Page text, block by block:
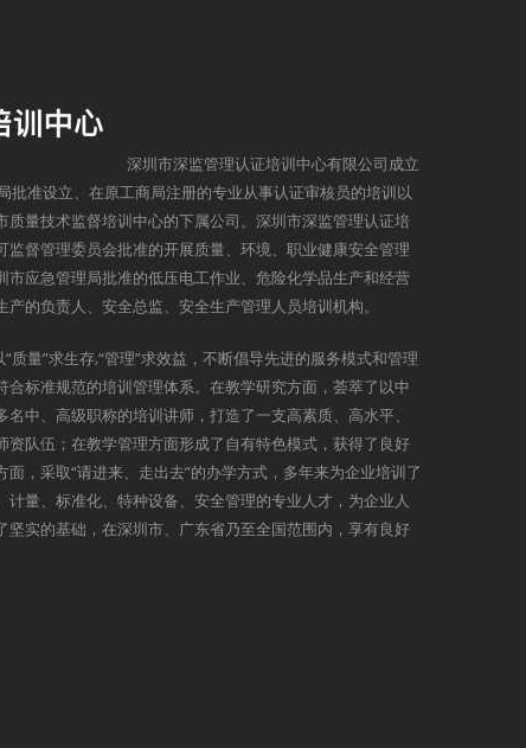
深圳市深监管理认证培训中心有限公司成立
批准设立、在原工商局注册的专业从事认证审核员的培训以
质量技术监督培训中心的下属公司。深圳市深监管理认证培
督管理委员会批准的开展质量、环境、职业健康安全管理
应急管理局批准的低压电工作业、危险化学品生产和经营
的负责人、安全总监、安全生产管理人员培训机构。
质量”求生存,“管理”求效益，不断倡导先进的服务模式和管理
标准规范的培训管理体系。在教学研究方面，荟萃了以中
中、高级职称的培训讲师，打造了一支高素质、高水平、
队伍；在教学管理方面形成了自有特色模式，获得了良好
，采取“请进来、走出去”的办学方式，多年来为企业培训了
量、标准化、特种设备、安全管理的专业人才，为企业人
坚实的基础，在深圳市、广东省乃至全国范围内，享有良好